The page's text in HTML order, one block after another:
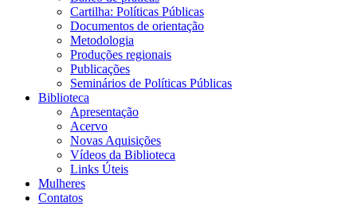
Cartilha: Políticas Públicas
Documentos de orientação
Metodologia
Produções regionais
Publicações
Seminários de Políticas Públicas
Biblioteca
Apresentação
Acervo
Novas Aquisições
Vídeos da Biblioteca
Links Úteis
Mulheres
Contatos